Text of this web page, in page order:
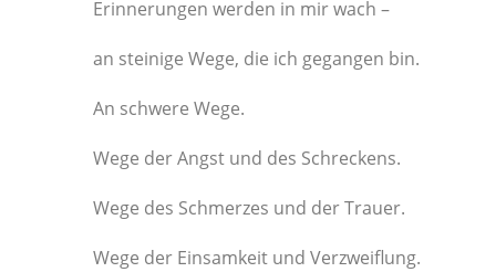
Erinnerungen werden in mir wach –
an steinige Wege, die ich gegangen bin.
An schwere Wege.
Wege der Angst und des Schreckens.
Wege des Schmerzes und der Trauer.
Wege der Einsamkeit und Verzweiflung.